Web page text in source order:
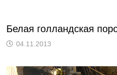
Белая голландская
04.11.2013